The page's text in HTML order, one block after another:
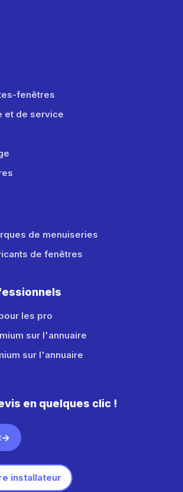
fenêtres
et de service
de menuiseries
de fenêtres
les pro
sur l'annuaire
sur l'annuaire
en quelques clic !
installateur